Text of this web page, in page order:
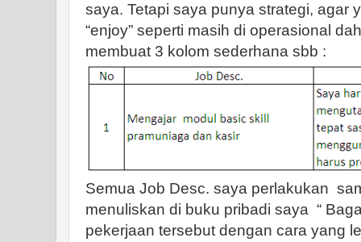
saya. Tetapi saya punya strategi, agar
“enjoy” seperti masih di operasional
membuat 3 kolom sederhana sbb :
Semua Job Desc. saya perlakukan
menuliskan di buku pribadi saya “
pekerjaan tersebut dengan cara yang